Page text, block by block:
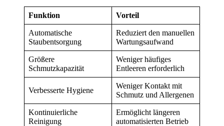
Funktion Vorteil
Automatische
Staubentsorgung
Reduziert den manuellen
Wartungsaufwand
Größere
Schmutzkapazität
Weniger häufiges
Entleeren erforderlich
Verbesserte Hygiene
Weniger Kontakt mit
Schmutz und Allergenen
Kontinuierliche
Reinigung
Ermöglicht längeren
automatisierten Betrieb